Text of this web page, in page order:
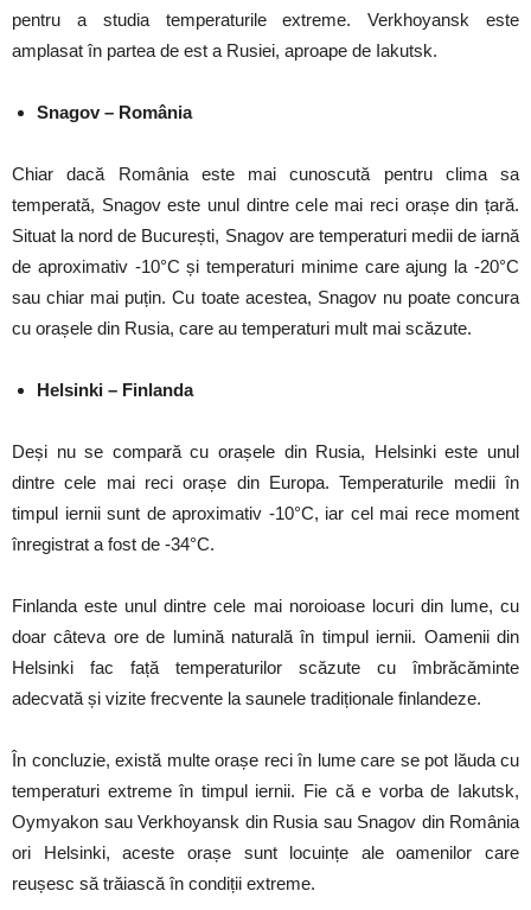
pentru a studia temperaturile extreme. Verkhoyansk este
amplasat în partea de est a Rusiei, aproape de Iakutsk.
Snagov – România
Chiar dacă România este mai cunoscută pentru clima sa
temperată, Snagov este unul dintre cele mai reci orașe din țară.
Situat la nord de București, Snagov are temperaturi medii de iarnă
de aproximativ -10°C și temperaturi minime care ajung la -20°C
sau chiar mai puțin. Cu toate acestea, Snagov nu poate concura
cu orașele din Rusia, care au temperaturi mult mai scăzute.
Helsinki – Finlanda
Deși nu se compară cu orașele din Rusia, Helsinki este unul
dintre cele mai reci orașe din Europa. Temperaturile medii în
timpul iernii sunt de aproximativ -10°C, iar cel mai rece moment
înregistrat a fost de -34°C.
Finlanda este unul dintre cele mai noroioase locuri din lume, cu
doar câteva ore de lumină naturală în timpul iernii. Oamenii din
Helsinki fac față temperaturilor scăzute cu îmbrăcăminte
adecvată și vizite frecvente la saunele tradiționale finlandeze.
În concluzie, există multe orașe reci în lume care se pot lăuda cu
temperaturi extreme în timpul iernii. Fie că e vorba de Iakutsk,
Oymyakon sau Verkhoyansk din Rusia sau Snagov din România
ori Helsinki, aceste orașe sunt locuințe ale oamenilor care
reușesc să trăiască în condiții extreme.